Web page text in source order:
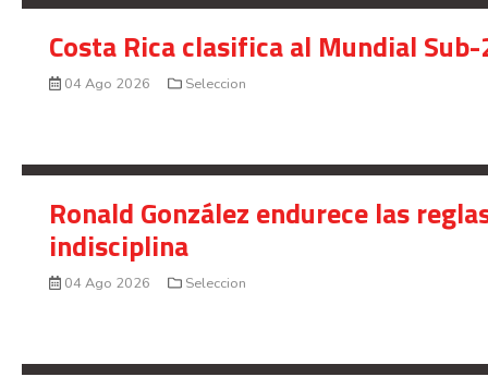
Costa Rica clasifica al Mundial
04 Ago 2026 Seleccion
Ronald González endurece las
indisciplina
04 Ago 2026 Seleccion